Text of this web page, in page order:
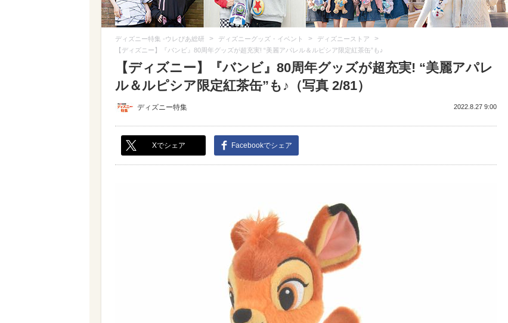
ディズニー特集 -ウレぴあ総研 > ディズニーグッズ・イベント > ディズニーストア >
【ディズニー】『バンビ』80周年グッズが超充実! “美麗アパレル＆ルピシア限定紅茶缶”も♪
【ディズニー】『バンビ』80周年グッズが超充実! “美麗アパレ
ル＆ルピシア限定紅茶缶”も♪（写真 2/81）
ディズニー特集 2022.8.27 9:00
Xでシェア Facebookでシェア